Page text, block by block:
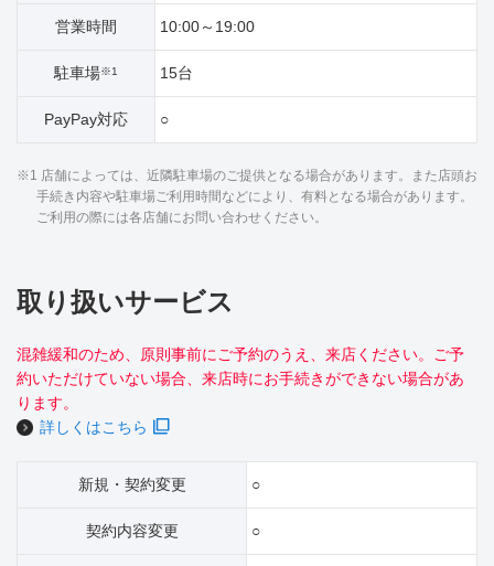
営業時間 10:00～19:00
駐車場※1 15台
PayPay対応 ○
※1 店舗によっては、近隣駐車場のご提供となる場合があります。また店頭お
手続き内容や駐車場ご利用時間などにより、有料となる場合があります。
ご利用の際には各店舗にお問い合わせください。
取り扱いサービス
混雑緩和のため、原則事前にご予約のうえ、来店ください。ご予
約いただけていない場合、来店時にお手続きができない場合があ
ります。
詳しくはこちら
新規・契約変更 ○
契約内容変更 ○